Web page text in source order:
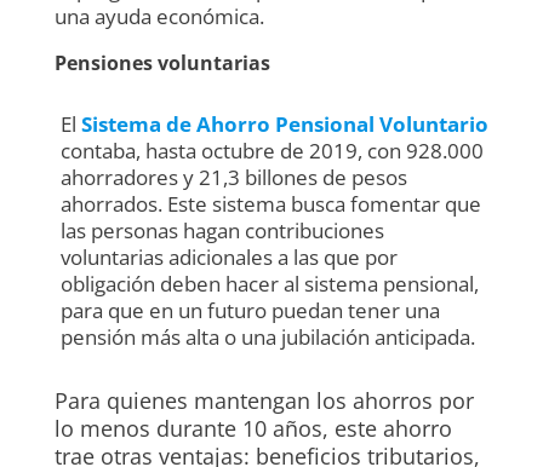
una ayuda económica.
Pensiones voluntarias
El Sistema de Ahorro Pensional Voluntario
contaba, hasta octubre de 2019, con 928.000
ahorradores y 21,3 billones de pesos
ahorrados. Este sistema busca fomentar que
las personas hagan contribuciones
voluntarias adicionales a las que por
obligación deben hacer al sistema pensional,
para que en un futuro puedan tener una
pensión más alta o una jubilación anticipada.
Para quienes mantengan los ahorros por
lo menos durante 10 años, este ahorro
trae otras ventajas: beneficios tributarios,